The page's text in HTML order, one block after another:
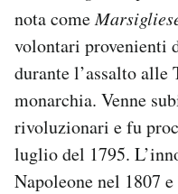
nota come
volontari provenienti
durante l’assalto alle
monarchia. Venne
rivoluzionari e fu
luglio del 1795.
Napoleone nel 1807